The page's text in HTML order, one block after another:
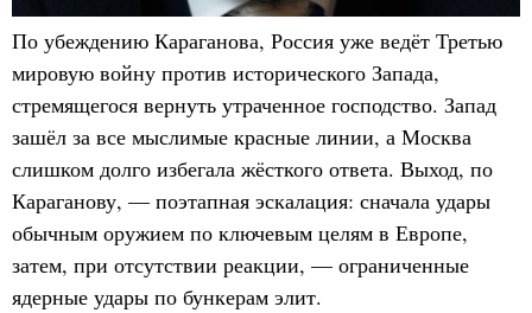
По убеждению Караганова, Россия уже ведёт Третью
мировую войну против исторического Запада,
стремящегося вернуть утраченное господство. Запад
зашёл за все мыслимые красные линии, а Москва
слишком долго избегала жёсткого ответа. Выход, по
Караганову, — поэтапная эскалация: сначала удары
обычным оружием по ключевым целям в Европе,
затем, при отсутствии реакции, — ограниченные
ядерные удары по бункерам элит.